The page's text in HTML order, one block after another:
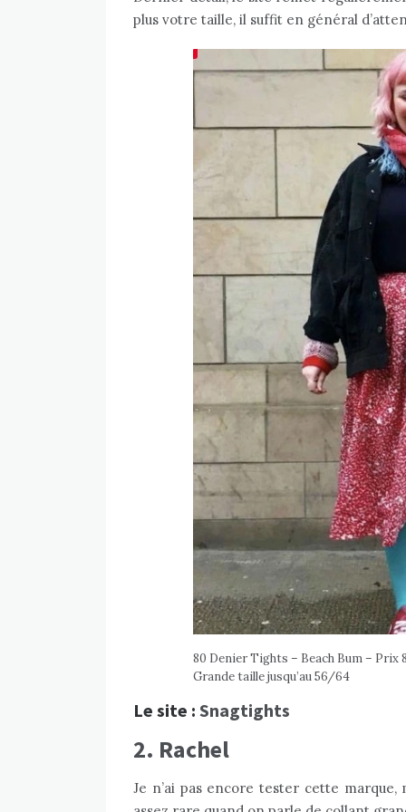
plus votre taille, il suffit en général
80 Denier Tights – Beach Bum – Prix
Grande taille jusqu’au 56/64
Le site : Snagtights
2. Rachel
Je n’ai pas encore tester cette marque,